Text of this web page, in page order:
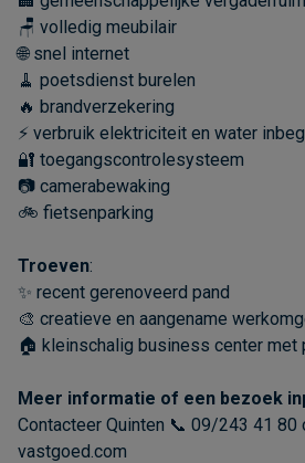
🪑 volledig meubilair
🌐 snel internet
🧹 poetsdienst burelen
🔥 brandverzekering
⚡ verbruik elektriciteit en water
🔐 toegangscontrolesysteem
📷 camerabewaking
🚲 fietsenparking
Troeven:
✨ recent gerenoveerd pand
🎨 creatieve en aangename
🏠 kleinschalig business center
Meer informatie of een bezoek
Contacteer Quinten 📞 09/243 41 80
vastgoed.com